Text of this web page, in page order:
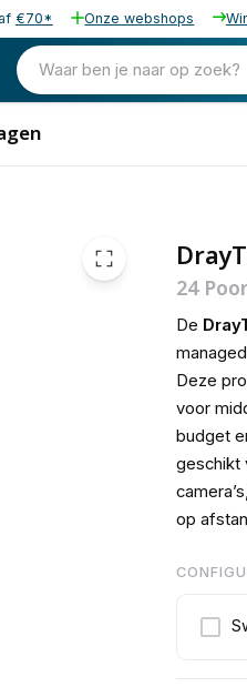
€70* Onze webshops
Waar ben je naar op zoek?
24
De
Deze
voor
budget
geschikt
op
543,50 excl. btw
657,64 incl. btw